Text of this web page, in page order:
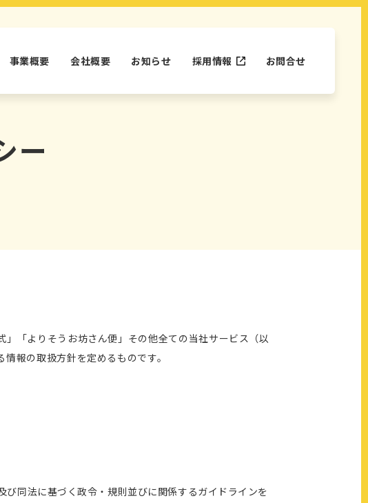
事業概要 会社概要 お知らせ 採用情報 お問合せ
ー
「よりそうお坊さん便」その他全ての当社サービス（以
報の取扱方針を定めるものです。
同法に基づく政令・規則並びに関係するガイドラインを